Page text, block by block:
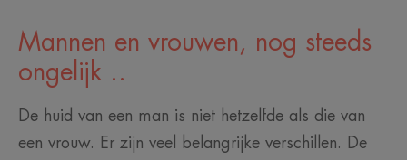
Mannen en vrouwen, nog steeds
ongelijk ..
De huid van een man is niet hetzelfde als die van
een vrouw. Er zijn veel belangrijke verschillen. De